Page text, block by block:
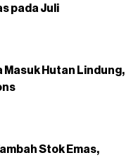
pada Juli
Masuk Hutan Lindung,
Stok Emas,